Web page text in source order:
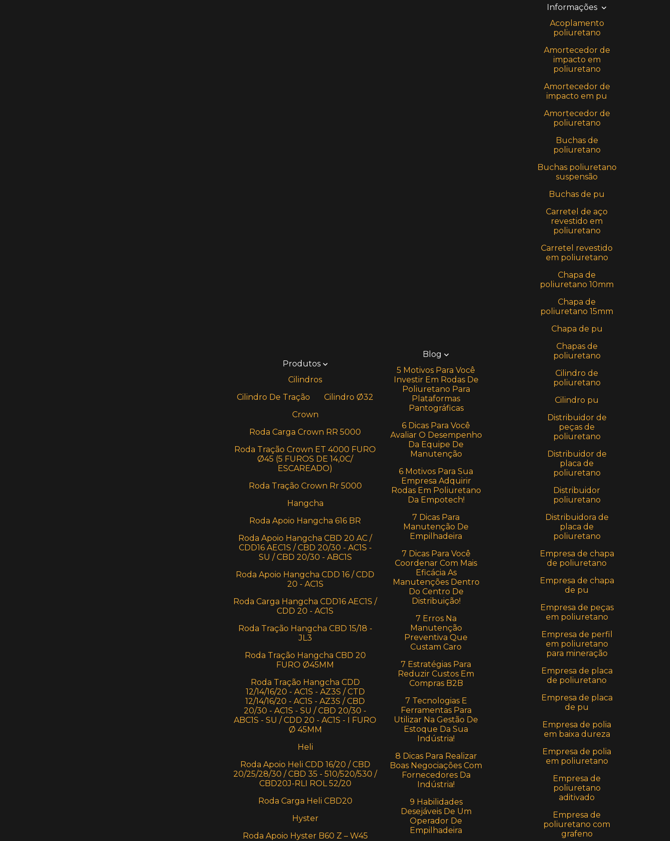
Produtos
Cilindros
Cilindro De Tração
Cilindro Ø32
Crown
Roda Carga Crown RR 5000
Roda Tração Crown ET 4000 FURO
Ø45 (5 FUROS DE 14,0C/
ESCAREADO)
Roda Tração Crown Rr 5000
Hangcha
Roda Apoio Hangcha 616 BR
Roda Apoio Hangcha CBD 20 AC /
CDD16 AEC1S / CBD 20/30 - AC1S -
SU / CBD 20/30 - ABC1S
Roda Apoio Hangcha CDD 16 / CDD
20 - AC1S
Roda Carga Hangcha CDD16 AEC1S /
CDD 20 - AC1S
Roda Tração Hangcha CBD 15/18 -
JL3
Roda Tração Hangcha CBD 20
FURO Ø45MM
Roda Tração Hangcha CDD
12/14/16/20 - AC1S - AZ3S / CTD
12/14/16/20 - AC1S - AZ3S / CBD
20/30 - AC1S - SU / CBD 20/30 -
ABC1S - SU / CDD 20 - AC1S - I FURO
Ø 45MM
Heli
Roda Apoio Heli CDD 16/20 / CBD
20/25/28/30 / CBD 35 - 510/520/530 /
CBD20J-RLI ROL 52/20
Roda Carga Heli CBD20
Hyster
Roda Apoio Hyster B60 Z – W45
Blog
5 Motivos Para Você
Investir Em Rodas De
Poliuretano Para
Plataformas
Pantográficas
6 Dicas Para Você
Avaliar O Desempenho
Da Equipe De
Manutenção
6 Motivos Para Sua
Empresa Adquirir
Rodas Em Poliuretano
Da Empotech!
7 Dicas Para
Manutenção De
Empilhadeira
7 Dicas Para Você
Coordenar Com Mais
Eficácia As
Manutenções Dentro
Do Centro De
Distribuição!
7 Erros Na
Manutenção
Preventiva Que
Custam Caro
7 Estratégias Para
Reduzir Custos Em
Compras B2B
7 Tecnologias E
Ferramentas Para
Utilizar Na Gestão De
Estoque Da Sua
Indústria!
8 Dicas Para Realizar
Boas Negociações Com
Fornecedores Da
Indústria!
9 Habilidades
Desejáveis De Um
Operador De
Empilhadeira
Informações
Acoplamento
poliuretano
Amortecedor de
impacto em
poliuretano
Amortecedor de
impacto em pu
Amortecedor de
poliuretano
Buchas de
poliuretano
Buchas poliuretano
suspensão
Buchas de pu
Carretel de aço
revestido em
poliuretano
Carretel revestido
em poliuretano
Chapa de
poliuretano 10mm
Chapa de
poliuretano 15mm
Chapa de pu
Chapas de
poliuretano
Cilindro de
poliuretano
Cilindro pu
Distribuidor de
peças de
poliuretano
Distribuidor de
placa de
poliuretano
Distribuidor
poliuretano
Distribuidora de
placa de
poliuretano
Empresa de chapa
de poliuretano
Empresa de chapa
de pu
Empresa de peças
em poliuretano
Empresa de perfil
em poliuretano
para mineração
Empresa de placa
de poliuretano
Empresa de placa
de pu
Empresa de polia
em baixa dureza
Empresa de polia
em poliuretano
Empresa de
poliuretano
aditivado
Empresa de
poliuretano com
grafeno